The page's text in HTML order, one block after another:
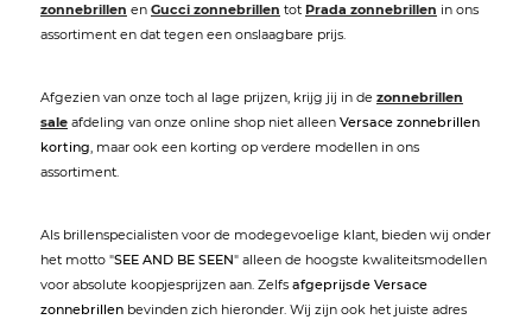
zonnebrillen en Gucci zonnebrillen tot Prada zonnebrillen in ons
assortiment en dat tegen een onslaagbare prijs.
Afgezien van onze toch al lage prijzen, krijg jij in de zonnebrillen
sale afdeling van onze online shop niet alleen Versace zonnebrillen
korting, maar ook een korting op verdere modellen in ons
assortiment.
Als brillenspecialisten voor de modegevoelige klant, bieden wij onder
het motto "SEE AND BE SEEN" alleen de hoogste kwaliteitsmodellen
voor absolute koopjesprijzen aan. Zelfs afgeprijsde Versace
zonnebrillen bevinden zich hieronder. Wij zijn ook het juiste adres